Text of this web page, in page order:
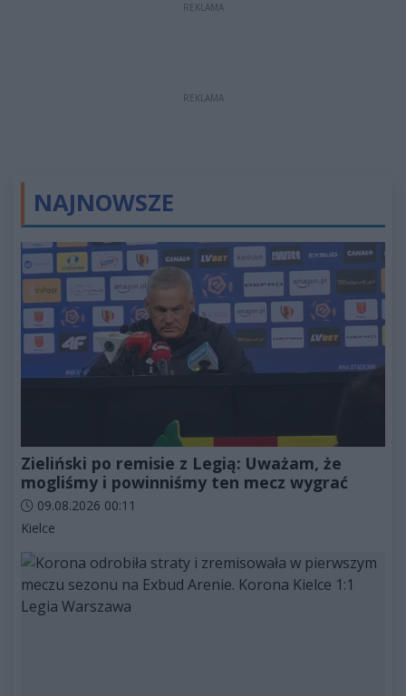
REKLAMA
REKLAMA
NAJNOWSZE
Zieliński po remisie z Legią: Uważam, że
mogliśmy i powinniśmy ten mecz wygrać
Data dodania artykułu:
09.08.2026 00:11
Kategorie artykułu:
Kielce